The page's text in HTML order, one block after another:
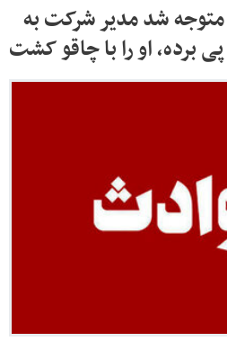
شد مدیر شرکت به
برده، او را با چاقو کشت